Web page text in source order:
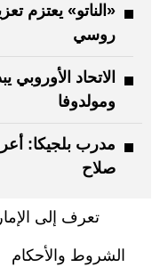
«الناتو» يعتزم
روسي
الاتحاد الأوروبي
ومولدوفا
مدرب بلجيكا:
صلاح
تعرف إلى
الشروط والأحكام